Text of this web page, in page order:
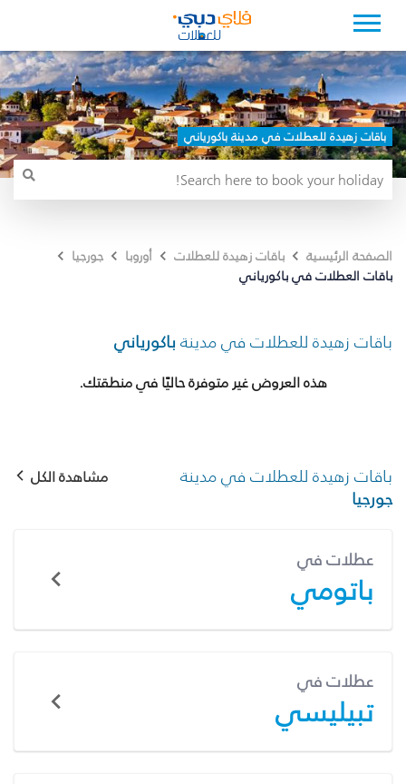
باقات زهيدة للعطلات في مدينة باكورياني
الصفحة الرئيسية باقات زهيدة للعطلات أوروبا
جورجيا
باقات العطلات في باكورياني
باقات زهيدة للعطلات في مدينة باكورياني
هذه العروض غير متوفرة حاليًا في منطقتك.
باقات زهيدة للعطلات في مدينة
جورجيا
مشاهدة الكل
عطلات في
باتومي
عطلات في
تبيليسي